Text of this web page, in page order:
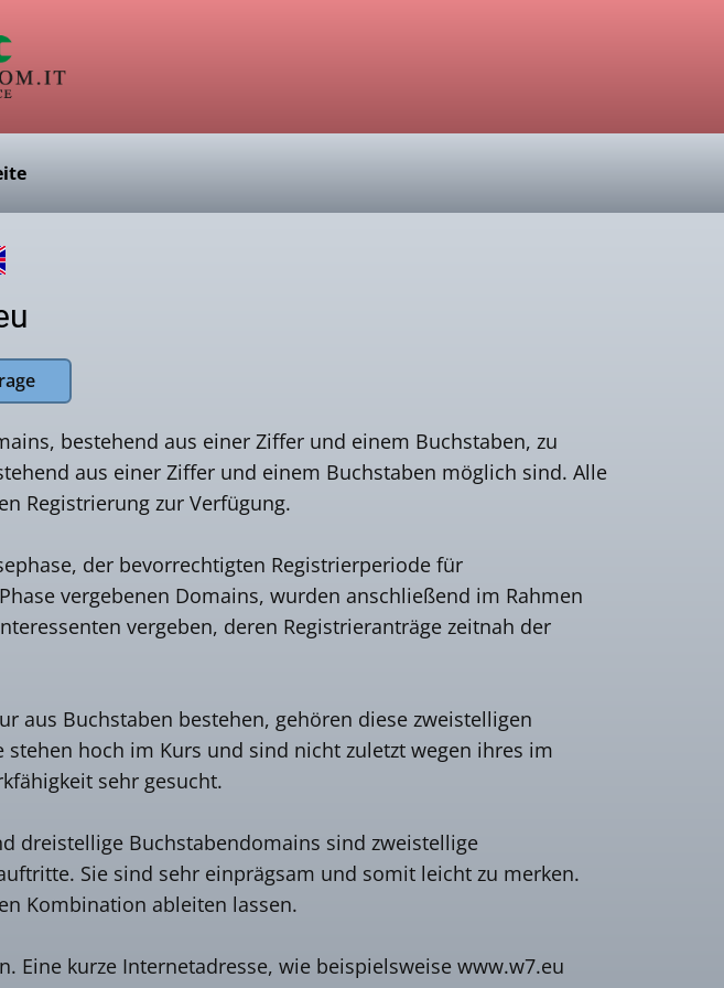
bestehend aus einer Ziffer und einem Buchstaben, zu
aus einer Ziffer und einem Buchstaben möglich sind. Alle
Registrierung zur Verfügung.
der bevorrechtigten Registrierperiode für
vergebenen Domains, wurden anschließend im Rahmen
vergeben, deren Registrieranträge zeitnah der
aus Buchstaben bestehen, gehören diese zweistelligen
hoch im Kurs und sind nicht zuletzt wegen ihres im
sehr gesucht.
dreistellige Buchstabendomains sind zweistellige
Sie sind sehr einprägsam und somit leicht zu merken.
Kombination ableiten lassen.
kurze Internetadresse, wie beispielsweise www.w7.eu